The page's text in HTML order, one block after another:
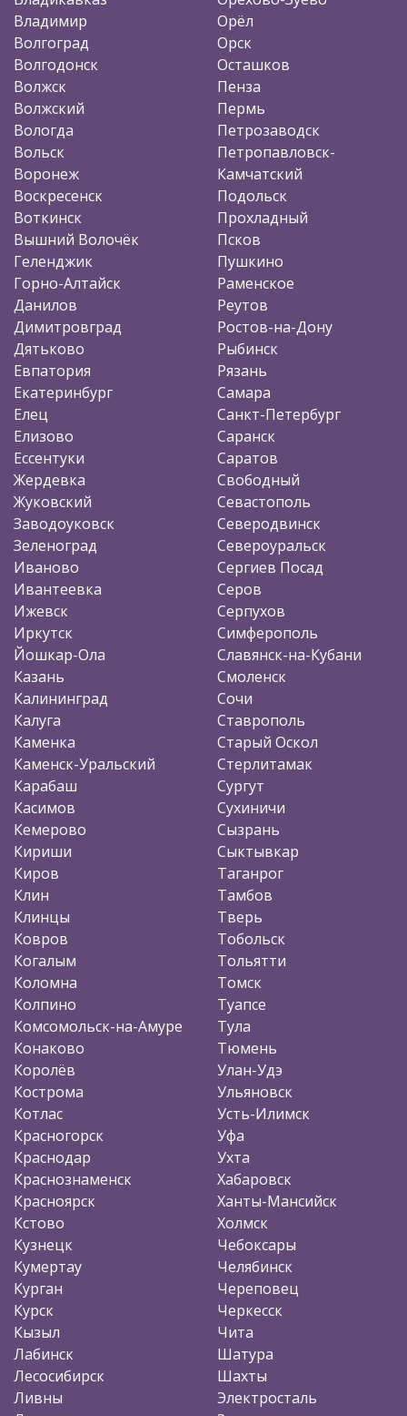
Владимир
Волгоград
Волгодонск
Волжск
Волжский
Вологда
Вольск
Воронеж
Воскресенск
Воткинск
Вышний Волочёк
Геленджик
Горно-Алтайск
Данилов
Димитровград
Дятьково
Евпатория
Екатеринбург
Елец
Елизово
Ессентуки
Жердевка
Жуковский
Заводоуковск
Зеленоград
Иваново
Ивантеевка
Ижевск
Иркутск
Йошкар-Ола
Казань
Калининград
Калуга
Каменка
Каменск-Уральский
Карабаш
Касимов
Кемерово
Кириши
Киров
Клин
Клинцы
Ковров
Когалым
Коломна
Колпино
Комсомольск-на-Амуре
Конаково
Королёв
Кострома
Котлас
Красногорск
Краснодар
Краснознаменск
Красноярск
Кстово
Кузнецк
Кумертау
Курган
Курск
Кызыл
Лабинск
Лесосибирск
Ливны
Орёл
Орск
Осташков
Пенза
Пермь
Петрозаводск
Петропавловск-
Камчатский
Подольск
Прохладный
Псков
Пушкино
Раменское
Реутов
Ростов-на-Дону
Рыбинск
Рязань
Самара
Санкт-Петербург
Саранск
Саратов
Свободный
Севастополь
Северодвинск
Североуральск
Сергиев Посад
Серов
Серпухов
Симферополь
Славянск-на-Кубани
Смоленск
Сочи
Ставрополь
Старый Оскол
Стерлитамак
Сургут
Сухиничи
Сызрань
Сыктывкар
Таганрог
Тамбов
Тверь
Тобольск
Тольятти
Томск
Туапсе
Тула
Тюмень
Улан-Удэ
Ульяновск
Усть-Илимск
Уфа
Ухта
Хабаровск
Ханты-Мансийск
Холмск
Чебоксары
Челябинск
Череповец
Черкесск
Чита
Шатура
Шахты
Электросталь